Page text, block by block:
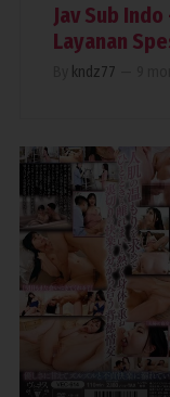
Jav Sub
Layanan
kndz77